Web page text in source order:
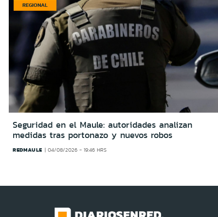
REGIONAL
Seguridad en el Maule: autoridades analizan
medidas tras portonazo y nuevos robos
REDMAULE 04/08/2026 - 19:46 HRS